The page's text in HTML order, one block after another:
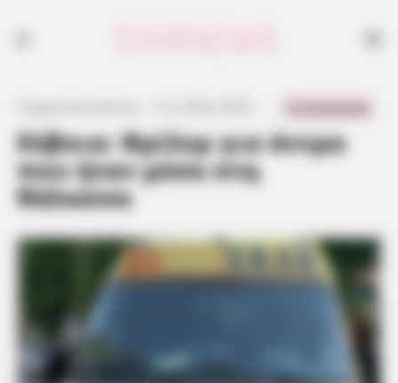
Εύβοια: Θρίλερ για άντρα
που ήταν μέσα στη
θάλασσα